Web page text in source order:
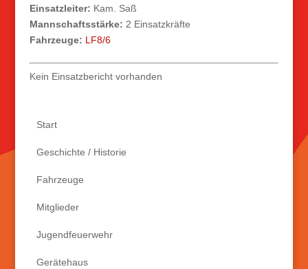
Einsatzleiter: Kam. Saß
Mannschaftsstärke: 2 Einsatzkräfte
Fahrzeuge: LF8/6
Kein Einsatzbericht vorhanden
Start
Geschichte / Historie
Fahrzeuge
Mitglieder
Jugendfeuerwehr
Gerätehaus